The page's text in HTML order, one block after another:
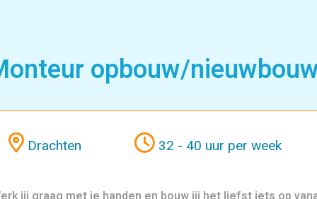
opbouw/
Drachten 32 - 40 uur per week